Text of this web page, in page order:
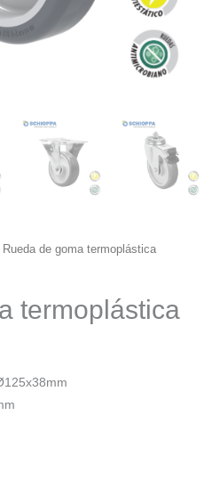
de goma termoplástica
termoplástica